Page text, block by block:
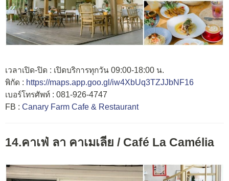
เวลาเปิด-ปิด : เปิดบริการทุกวัน 09:00-18:00 น.
พิกัด : https://maps.app.goo.gl/iw4XbUq3TZJJbNF16
เบอร์โทรศัพท์ : 081-926-4747
FB : Canary Farm Cafe & Restaurant
14.คาเฟ่ ลา คาเมเลีย / Café La Camélia